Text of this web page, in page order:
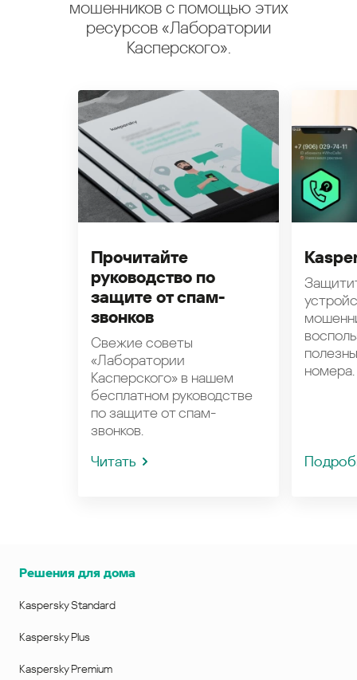
мошенников с помощью этих
ресурсов «Лаборатории
Касперского».
Прочитайте
руководство по
защите от спам-
звонков
Свежие советы
«Лаборатории
Касперского» в нашем
бесплатном руководстве
по защите от спам-
звонков.
Читать
номера.
Решения для дома
Kaspersky Standard
Kaspersky Plus
Kaspersky Premium